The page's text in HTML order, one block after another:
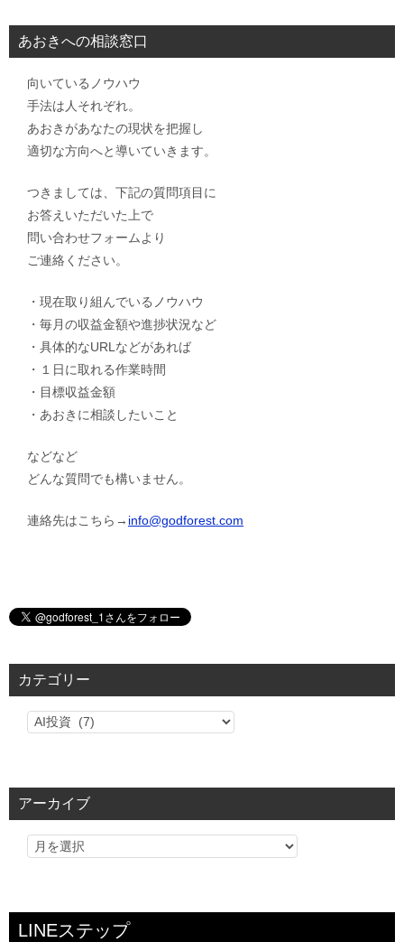
あおきへの相談窓口
向いているノウハウ
手法は人それぞれ。
あおきがあなたの現状を把握し
適切な方向へと導いていきます。
つきましては、下記の質問項目に
お答えいただいた上で
問い合わせフォームより
ご連絡ください。
・現在取り組んでいるノウハウ
・毎月の収益金額や進捗状況など
・具体的なURLなどがあれば
・１日に取れる作業時間
・目標収益金額
・あおきに相談したいこと
などなど
どんな質問でも構いません。
連絡先はこちら→ info@godforest.com
カテゴリー
カ
リ
アーカイブ
LINEステップ